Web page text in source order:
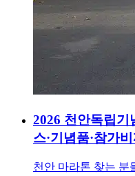
2026 천안독립기
스·기념품·참가
천안 마라톤 찾는 분